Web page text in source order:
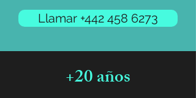
Llamar +442 458 6273
+20 años